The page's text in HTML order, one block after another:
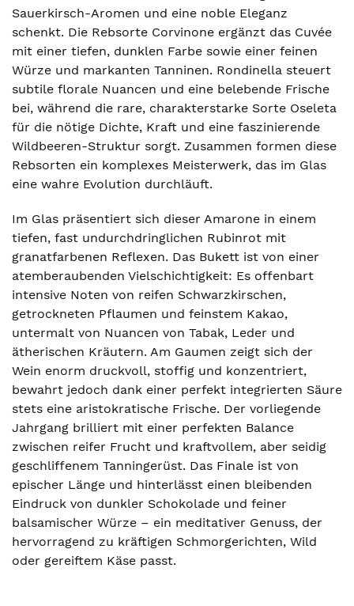
Sauerkirsch-Aromen und eine noble Eleganz
schenkt. Die Rebsorte Corvinone ergänzt das Cuvée
mit einer tiefen, dunklen Farbe sowie einer feinen
Würze und markanten Tanninen. Rondinella steuert
subtile florale Nuancen und eine belebende Frische
bei, während die rare, charakterstarke Sorte Oseleta
für die nötige Dichte, Kraft und eine faszinierende
Wildbeeren-Struktur sorgt. Zusammen formen diese
Rebsorten ein komplexes Meisterwerk, das im Glas
eine wahre Evolution durchläuft.
Im Glas präsentiert sich dieser Amarone in einem
tiefen, fast undurchdringlichen Rubinrot mit
granatfarbenen Reflexen. Das Bukett ist von einer
atemberaubenden Vielschichtigkeit: Es offenbart
intensive Noten von reifen Schwarzkirschen,
getrockneten Pflaumen und feinstem Kakao,
untermalt von Nuancen von Tabak, Leder und
ätherischen Kräutern. Am Gaumen zeigt sich der
Wein enorm druckvoll, stoffig und konzentriert,
bewahrt jedoch dank einer perfekt integrierten Säure
stets eine aristokratische Frische. Der vorliegende
Jahrgang brilliert mit einer perfekten Balance
zwischen reifer Frucht und kraftvollem, aber seidig
geschliffenem Tanningerüst. Das Finale ist von
epischer Länge und hinterlässt einen bleibenden
Eindruck von dunkler Schokolade und feiner
balsamischer Würze – ein meditativer Genuss, der
hervorragend zu kräftigen Schmorgerichten, Wild
oder gereiftem Käse passt.